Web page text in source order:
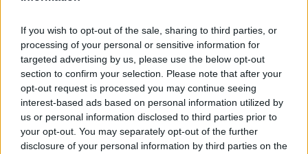
If you wish to opt-out of the sale, sharing to third parties, or
processing of your personal or sensitive information for
targeted advertising by us, please use the below opt-out
section to confirm your selection. Please note that after your
opt-out request is processed you may continue seeing
interest-based ads based on personal information utilized by
us or personal information disclosed to third parties prior to
your opt-out. You may separately opt-out of the further
disclosure of your personal information by third parties on the
kedvenceit, hogy spóroljon?
Súlyos dolog derült ki a boltok sajátmárkás
termékeiről: az Aldi, Auchan, Lidl, Penny, Spar
is érintett
A sajátmárkás termékek részaránya a magyar boltokban
évről évre növekszik. Egyre többen keresik ezeket a
termékeket.
PÉNZCENTRUM | 2024. május 5. 15:03